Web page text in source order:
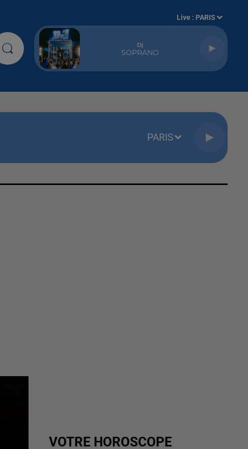
Live : PARIS
Dj
SOPRANO
PARIS
VOTRE HOROSCOPE